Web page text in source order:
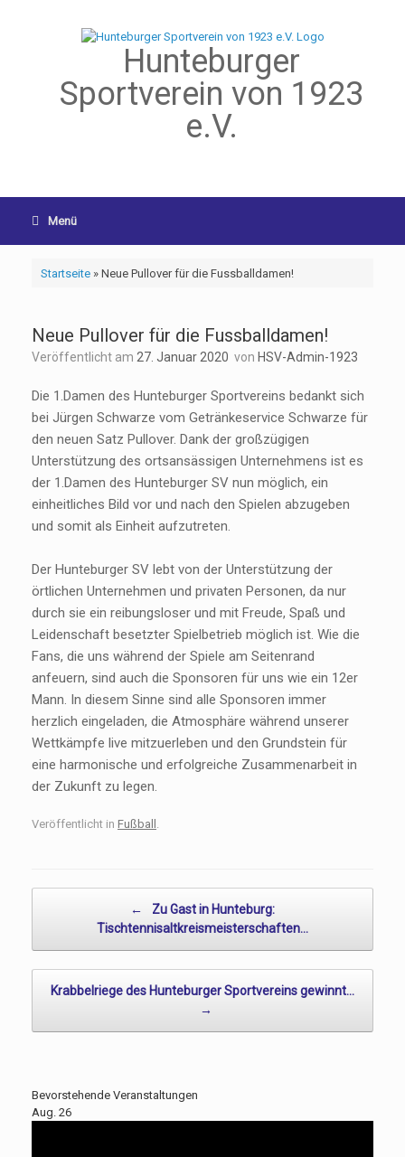
Hunteburger
Sportverein von 1923
e.V.
Menü
Startseite» Neue Pullover für die Fussballdamen!
Neue Pullover für die Fussballdamen!
Veröffentlicht am 27. Januar 2020 von HSV-Admin-1923
Die 1.Damen des Hunteburger Sportvereins bedankt sich
bei Jürgen Schwarze vom Getränkeservice Schwarze für
den neuen Satz Pullover. Dank der großzügigen
Unterstützung des ortsansässigen Unternehmens ist es
der 1.Damen des Hunteburger SV nun möglich, ein
einheitliches Bild vor und nach den Spielen abzugeben
und somit als Einheit aufzutreten.
Der Hunteburger SV lebt von der Unterstützung der
örtlichen Unternehmen und privaten Personen, da nur
durch sie ein reibungsloser und mit Freude, Spaß und
Leidenschaft besetzter Spielbetrieb möglich ist. Wie die
Fans, die uns während der Spiele am Seitenrand
anfeuern, sind auch die Sponsoren für uns wie ein 12er
Mann. In diesem Sinne sind alle Sponsoren immer
herzlich eingeladen, die Atmosphäre während unserer
Wettkämpfe live mitzuerleben und den Grundstein für
eine harmonische und erfolgreiche Zusammenarbeit in
der Zukunft zu legen.
Veröffentlicht in Fußball
←
Zu Gast in Hunteburg:
Tischtennisaltkreismeisterschaften…
Krabbelriege des Hunteburger Sportvereins gewinnt…
→
Bevorstehende Veranstaltungen
Aug. 26